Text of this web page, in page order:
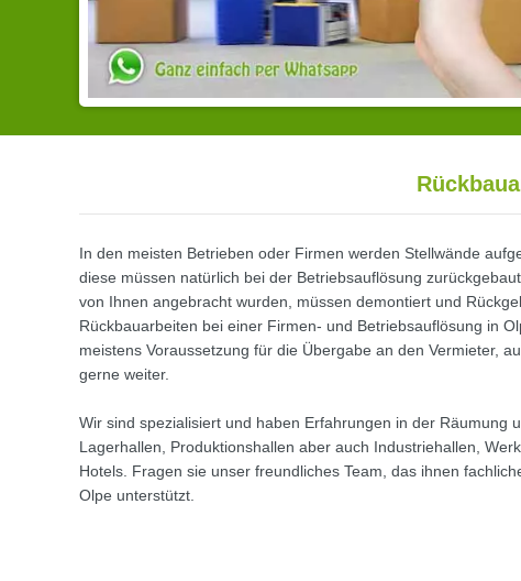
In den meisten Betrieben oder Firmen werden Stellwände
diese müssen natürlich bei der Betriebsauflösung
von Ihnen angebracht wurden, müssen demontiert und
Rückbauarbeiten bei einer Firmen- und Betriebsauflösung in
meistens Voraussetzung für die Übergabe an den Vermieter,
gerne weiter.
Wir sind spezialisiert und haben Erfahrungen in der Räumung
Lagerhallen, Produktionshallen aber auch Industriehallen,
Hotels. Fragen sie unser freundliches Team, das ihnen
Olpe unterstützt.